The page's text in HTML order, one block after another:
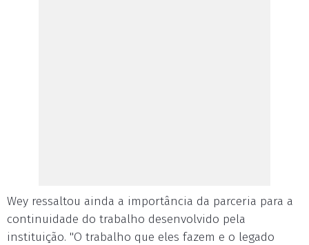
Wey ressaltou ainda a importância da parceria para a
continuidade do trabalho desenvolvido pela
instituição. "O trabalho que eles fazem e o legado